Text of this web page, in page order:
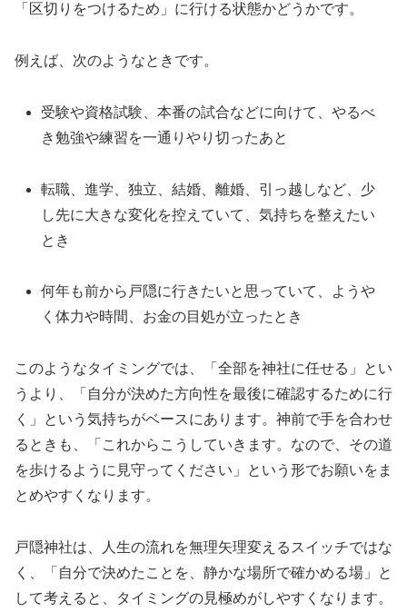
「区切りをつけるため」に行ける状態かどうかです。
例えば、次のようなときです。
受験や資格試験、本番の試合などに向けて、やるべ
き勉強や練習を一通りやり切ったあと
転職、進学、独立、結婚、離婚、引っ越しなど、少
し先に大きな変化を控えていて、気持ちを整えたい
とき
何年も前から戸隠に行きたいと思っていて、ようや
く体力や時間、お金の目処が立ったとき
このようなタイミングでは、「全部を神社に任せる」とい
うより、「自分が決めた方向性を最後に確認するために行
く」という気持ちがベースにあります。神前で手を合わせ
るときも、「これからこうしていきます。なので、その道
を歩けるように見守ってください」という形でお願いをま
とめやすくなります。
戸隠神社は、人生の流れを無理矢理変えるスイッチではな
く、「自分で決めたことを、静かな場所で確かめる場」と
して考えると、タイミングの見極めがしやすくなります。